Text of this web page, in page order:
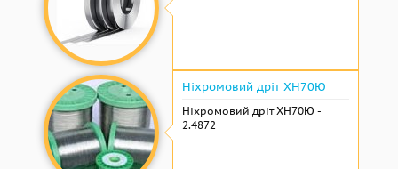
Ніхромовий дріт ХН70Ю
Ніхромовий дріт ХН70Ю -
2.4872